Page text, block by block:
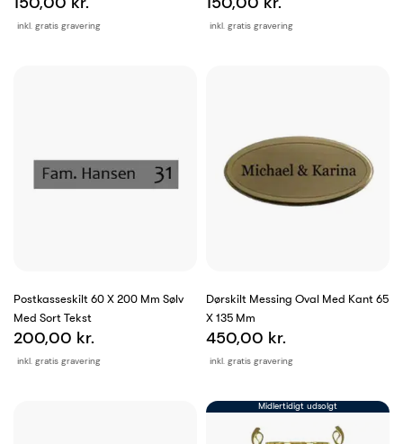
inkl. gratis gravering inkl. gratis gravering
Postkasseskilt 60 X 200 Mm Sølv
Med Sort Tekst
inkl. gratis gravering
200,00 kr.
Dørskilt Messing Oval Med Kant 65
X 135 Mm
inkl. gratis gravering
450,00 kr.
Midlertidigt udsolgt